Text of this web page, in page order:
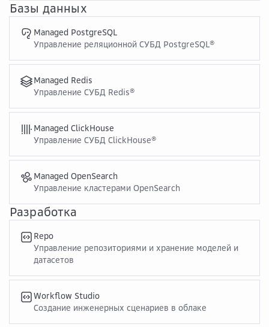
Базы данных
Managed PostgreSQL
Управление реляционной СУБД PostgreSQL®
Managed Redis
Управление СУБД Redis®
Managed ClickHouse
Управление СУБД ClickHouse®
Managed OpenSearch
Управление кластерами OpenSearch
Разработка
Repo
Управление репозиториями и хранение моделей и
датасетов
Workflow Studio
Создание инженерных сценариев в облаке